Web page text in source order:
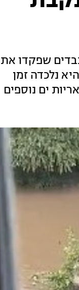
שפקדו את
נלכדה זמן
ים נוספים